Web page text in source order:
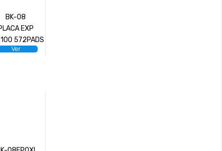
BK-08
EXP
572PADS
Ver